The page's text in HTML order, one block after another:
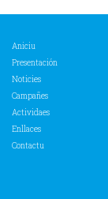
Aniciu
Presentación
Noticies
Campañes
Actividaes
Enllaces
Contactu